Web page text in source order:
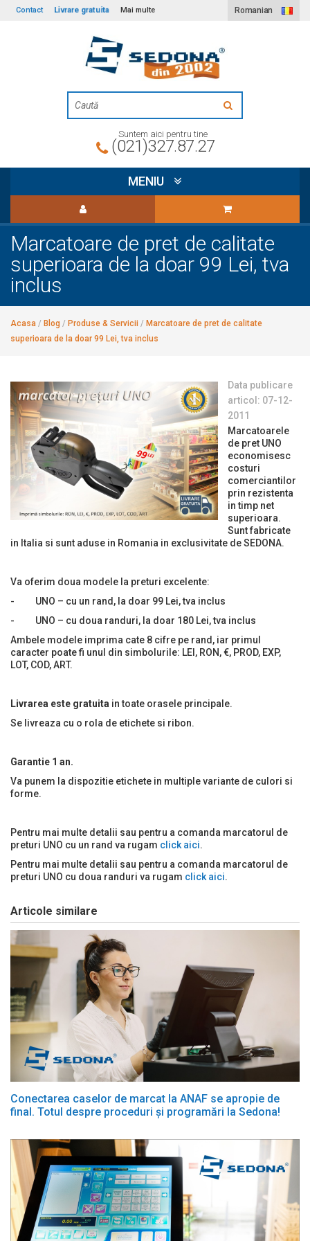
Contact Livrare gratuita Mai multe Romanian
Suntem aici pentru tine
(021)327.87.27
MENIU
Marcatoare de pret de calitate
superioara de la doar 99 Lei, tva
inclus
Acasa / Blog / Produse & Servicii / Marcatoare de pret de calitate
superioara de la doar 99 Lei, tva inclus
Data publicare
articol: 07-12-
2011
Marcatoarele
de pret UNO
economisesc
costuri
comerciantilor
prin rezistenta
in timp net
superioara.
Sunt fabricate
in Italia si sunt aduse in Romania in exclusivitate de SEDONA.
Va oferim doua modele la preturi excelente:
- UNO – cu un rand, la doar 99 Lei, tva inclus
- UNO – cu doua randuri, la doar 180 Lei, tva inclus
Ambele modele imprima cate 8 cifre pe rand, iar primul
caracter poate fi unul din simbolurile: LEI, RON, €, PROD, EXP,
LOT, COD, ART.
Livrarea este gratuita in toate orasele principale.
Se livreaza cu o rola de etichete si ribon.
Garantie 1 an.
Va punem la dispozitie etichete in multiple variante de culori si
forme.
Pentru mai multe detalii sau pentru a comanda marcatorul de
preturi UNO cu un rand va rugam click aici.
Pentru mai multe detalii sau pentru a comanda marcatorul de
preturi UNO cu doua randuri va rugam click aici.
Articole similare
Conectarea caselor de marcat la ANAF se apropie de
final. Totul despre proceduri și programări la Sedona!